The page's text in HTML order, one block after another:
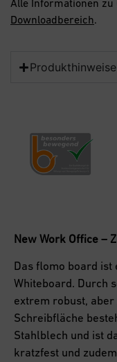
Alle Informationen
Downloadbereich.
Produkthinweise
New Work Office –
Das flomo board ist
Whiteboard. Durch
extrem robust,
Schreibfläche
Stahlblech und ist
kratzfest und